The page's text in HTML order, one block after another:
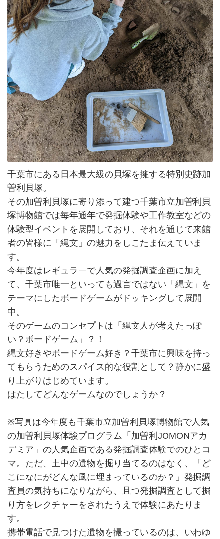
千葉市にある日本最大級の貝塚を擁する特別史跡加
曽利貝塚。
その加曽利貝塚に寄り添って建つ千葉市立加曽利貝
塚博物館では毎年通年で発掘体験や工作教室などの
体験型イベントを展開しており、それを通じて来館
者の皆様に「縄文」の魅力をしこたま伝えていま
す。
今年度はレギュラーで人気の発掘調査企画に加え
て、千葉市唯一といっても過言ではない「縄文」を
テーマにしたボードゲームがドッキングして展開
中。
そのゲームのコンセプトは「縄文人が考えたっぽ
い？ボードゲーム」？！
縄文好きやボードゲーム好き？千葉市に興味を持っ
てもらうためのスパイス的な役割として？静かに盛
り上がりはじめています。
はたしてどんなゲームなのでしょうか？
※写真は今年度も千葉市立加曽利貝塚博物館で人気
の加曽利貝塚体験プログラム「加曽利JOMONアカ
デミア」の人気企画である発掘調査体験でのひとコ
マ。ただ、土中の遺物を掘り当てるのはなく、「ど
こになにがどんな風に埋まっているのか？」発掘調
査員の気持ちになりながら、且つ発掘調査として掘
り方をレクチャーをされたうえで体験にあたりま
す。
携帯電話で見つけた遺物を撮っているのは、いわゆ